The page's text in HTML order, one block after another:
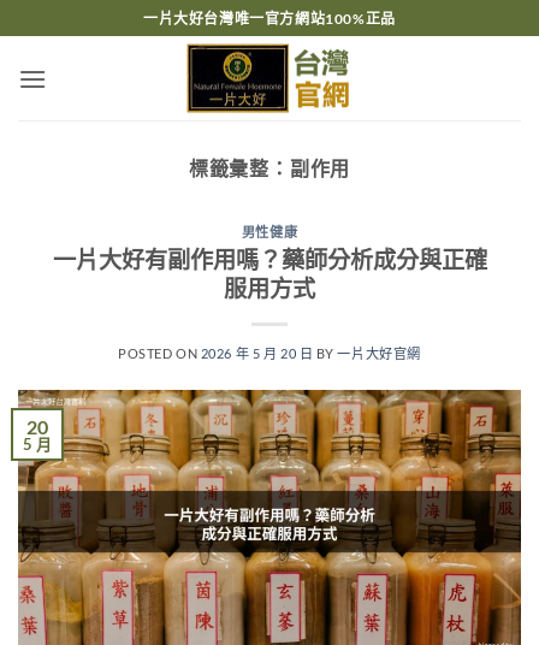
轉
一片大好台灣唯一官方網站100%正品
標籤彙整： 副作用
男性健康
一片大好有副作用嗎？藥師分析成分與正確
服用方式
POSTED ON 2026 年 5 月 20 日 BY一片大好官網
20
5 月